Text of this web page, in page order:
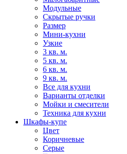
Модульные
Скрытые ручки
Размер
Мини-кухни
Узкие
3 кв. м.
5 кв. м.
6 кв. м.
9 кв. м.
Все для кухни
Варианты отделки
Мойки и смесители
Техника для кухни
Шкафы-купе
Цвет
Коричневые
Серые